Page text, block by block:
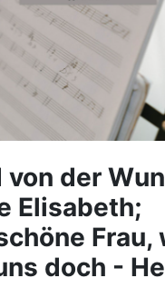
von der
Elisabeth;
Frau,
doch -